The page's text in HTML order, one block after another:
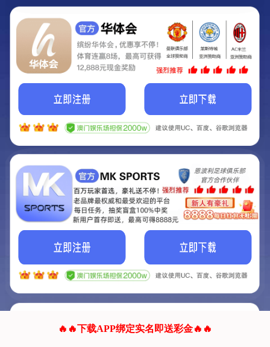
Hey Guys!
我们即将上线啦...
我们的网站正在建设.
它将是非常棒的网站.
联系我们!